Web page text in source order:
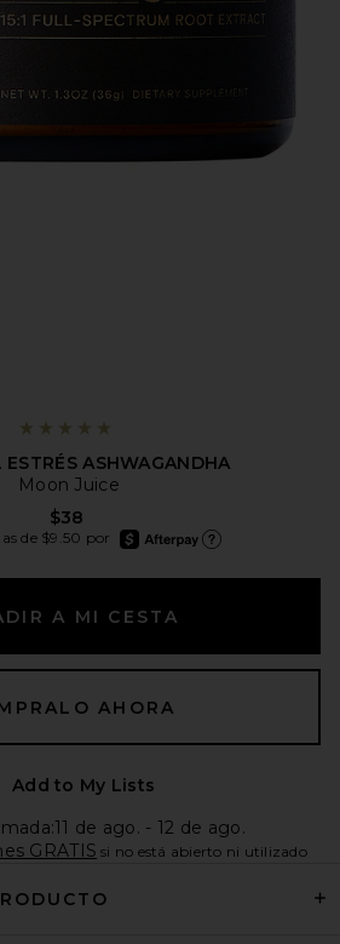
ESTRÉS ASHWAGANDHA
Moon Juice
$38
de $9.50 por
afterpay
A MI CESTA
AHORA
Add to My Lists
de ago. - 12 de ago.
GRATIS si no está abierto ni utilizado